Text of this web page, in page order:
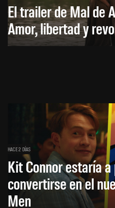
El trailer de Mal de
Amor, libertad y
HACE 2 DÍAS
Kit Connor estaría
convertirse en el
Men